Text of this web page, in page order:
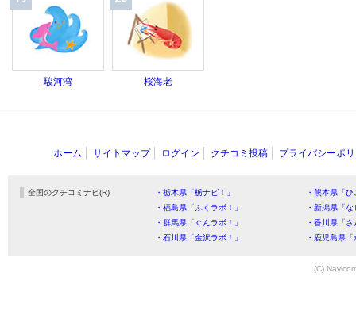
駿河湾 桜海老
ホーム サイトマップ ログイン クチコミ投稿 プライバシーポ
全国のクチコミナビ(R) ・栃木県「栃ナビ！」
・熊本県「
・福島県「ふくラボ！」
・新潟県「
・群馬県「ぐんラボ！」
・香川県「
・石川県「金沢ラボ！」
・鹿児島県
(C)